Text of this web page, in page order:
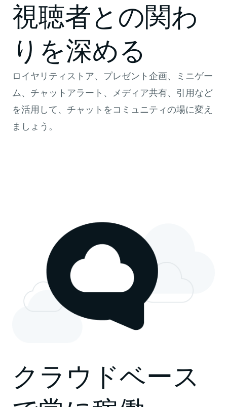
視聴者との関わ
りを深める
ロイヤリティストア、プレゼント企画、ミニゲー
ム、チャットアラート、メディア共有、引用など
を活用して、チャットをコミュニティの場に変え
ましょう。
クラウドベース